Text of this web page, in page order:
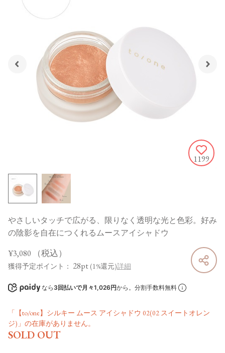
1199
やさしいタッチで広がる、限りなく透明な光と色彩。好み
の陰影を自在につくれるムースアイシャドウ
¥3,080 （税込）
獲得予定ポイント： 28pt (1%還元)詳細
なら 3回払いで月々1,026円から。分割手数料無料
「【to/one】シルキー ムース アイシャドウ 02(02 スイートオレン
ジ)」の在庫がありません。
SOLD OUT